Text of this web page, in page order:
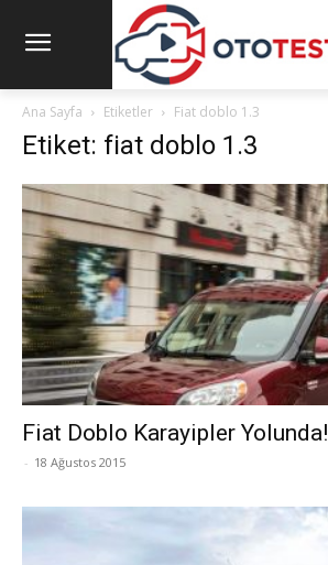
Ana Sayfa Etiketler Fiat doblo 1.3
Etiket: fiat doblo 1.3
Fiat Doblo Karayipler Yolunda!
- 18 Ağustos 2015